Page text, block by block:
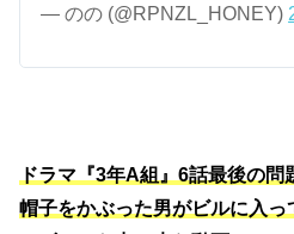
— のの (@RPNZL_HONEY)
ドラマ『3年A組』6話最後の
帽子をかぶった男がビルに入っ